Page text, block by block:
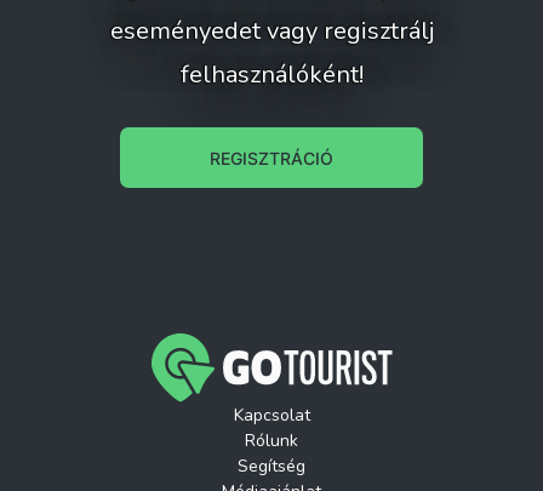
eseményedet vagy regisztrálj
felhasználóként!
REGISZTRÁCIÓ
Kapcsolat
Rólunk
Segítség